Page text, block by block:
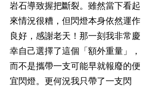
岩石導致握把斷裂。雖然當下看起
來情況很糟，但閃燈本身依然運作
良好，感謝老天！那一刻我非常慶
幸自己選擇了這個「額外重量」，
而不是攜帶一支可能早就報廢的便
宜閃燈。更何況我只帶了一支閃